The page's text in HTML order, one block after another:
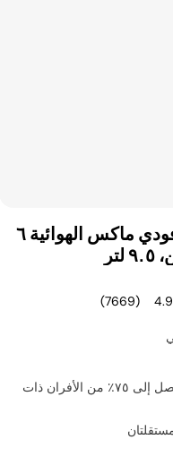
مقلاة نينجا فودي ماكس الهوائية ٦
4.9
(7669)
أسرع بنسبة تصل إلى ٧٥٪ من الأفران ذات